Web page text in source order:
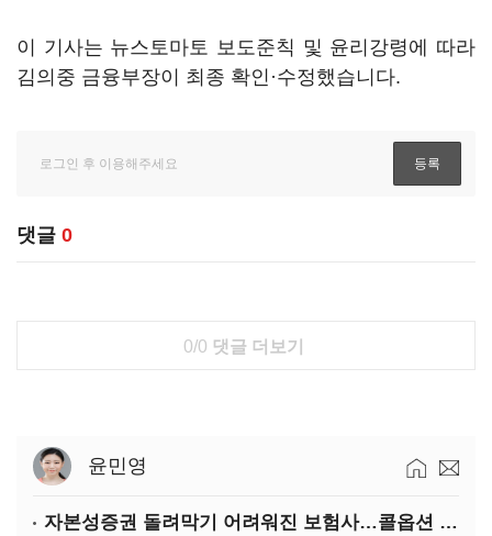
이 기사는 뉴스토마토 보도준칙 및 윤리강령에 따라
김의중 금융부장이 최종 확인·수정했습니다.
댓글 0
0/0 댓글 더보기
윤민영
자본성증권 돌려막기 어려워진 보험사…콜옵션 부담 급증